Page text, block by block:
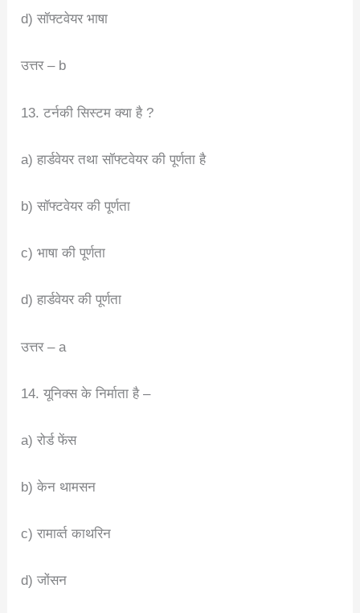
d) सॉफ्टवेयर भाषा
उत्तर – b
13. टर्नकी सिस्टम क्या है ?
a) हार्डवेयर तथा सॉफ्टवेयर की पूर्णता है
b) सॉफ्टवेयर की पूर्णता
c) भाषा की पूर्णता
d) हार्डवेयर की पूर्णता
उत्तर – a
14. यूनिक्स के निर्माता है –
a) रोर्ड फेंस
b) केन थामसन
c) रामार्व्त काथरिन
d) जोंसन